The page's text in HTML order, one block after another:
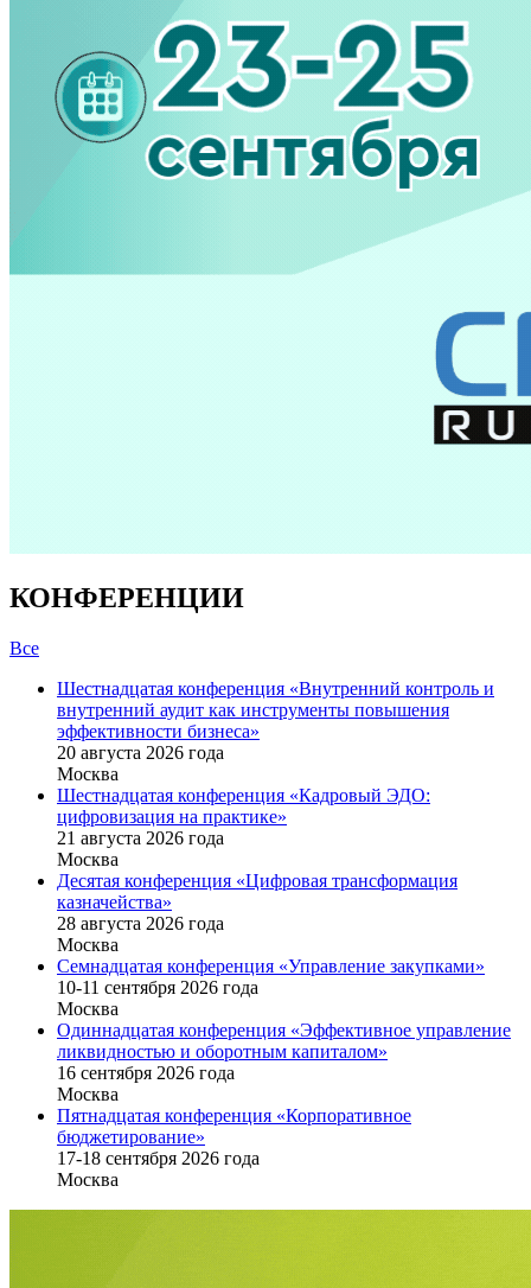
КОНФЕРЕНЦИИ
Все
Шестнадцатая конференция «Внутренний контроль и
внутренний аудит как инструменты повышения
эффективности бизнеса»
20 августа 2026 года
Москва
Шестнадцатая конференция «Кадровый ЭДО:
цифровизация на практике»
21 августа 2026 года
Москва
Десятая конференция «Цифровая трансформация
казначейства»
28 августа 2026 года
Москва
Семнадцатая конференция «Управление закупками»
10-11 сентября 2026 года
Москва
Одиннадцатая конференция «Эффективное управление
ликвидностью и оборотным капиталом»
16 cентября 2026 года
Москва
Пятнадцатая конференция «Корпоративное
бюджетирование»
17-18 сентября 2026 года
Москва